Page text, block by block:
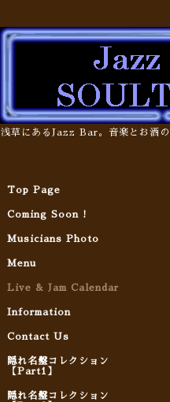
浅草にあるJazz Bar。音楽とお酒
Top Page
Coming Soon !
Musicians Photo
Menu
Live & Jam Calendar
Information
Contact Us
隠れ名盤コレクション
【Part1】
隠れ名盤コレクション